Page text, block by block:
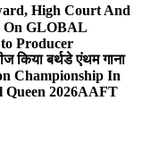
High Court And
On GLOBAL
Producer
किया बर्थडे एंथम गाना
Championship In
2026AAFT